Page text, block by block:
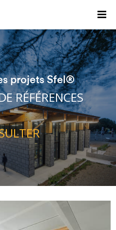
projets Sfel®
RÉFÉRENCES